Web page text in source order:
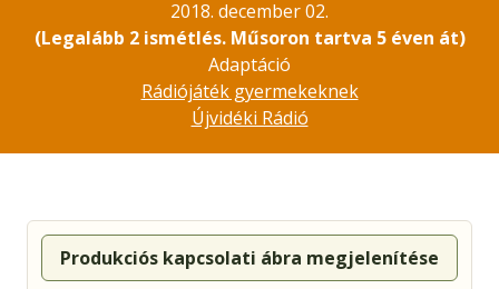
2018. december 02.
(Legalább 2 ismétlés. Műsoron tartva 5 éven át)
Adaptáció
Rádiójáték gyermekeknek
Újvidéki Rádió
Produkciós kapcsolati ábra megjelenítése